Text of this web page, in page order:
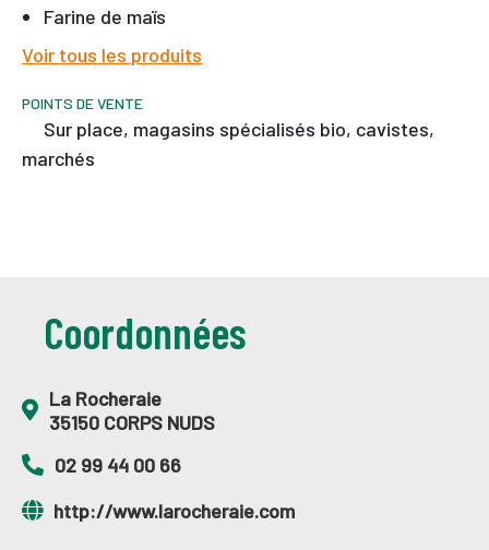
Farine de maïs
Voir tous les produits
POINTS DE VENTE
sur place, magasins spécialisés bio, cavistes,
marchés
Coordonnées
La Rocheraie
35150 CORPS NUDS
02 99 44 00 66
http://www.larocheraie.com